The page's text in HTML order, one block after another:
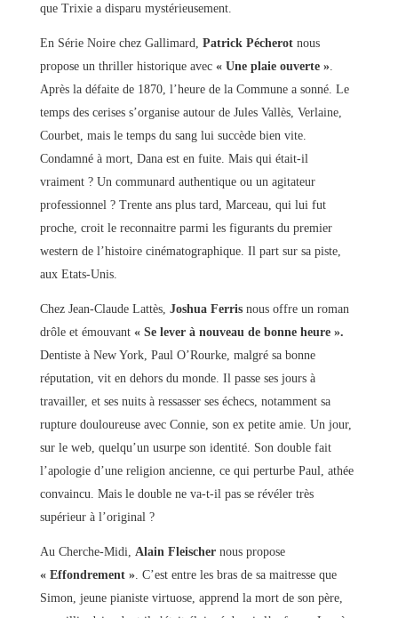
que Trixie a disparu mystérieusement.
En Série Noire chez Gallimard, Patrick Pécherotnous
propose un thriller historique avec « Une plaie ouverte ».
Après la défaite de 1870, l’heure de la Commune a sonné. Le
temps des cerises s’organise autour de Jules Vallès, Verlaine,
Courbet, mais le temps du sang lui succède bien vite.
Condamné à mort, Dana est en fuite. Mais qui était-il
vraiment ? Un communard authentique ou un agitateur
professionnel ? Trente ans plus tard, Marceau, qui lui fut
proche, croit le reconnaitre parmi les figurants du premier
western de l’histoire cinématographique. Il part sur sa piste,
aux Etats-Unis.
Chez Jean-Claude Lattès, Joshua Ferrisnous offre un roman
drôle et émouvant « Se lever à nouveau de bonne heure ».
Dentiste à New York, Paul O’Rourke, malgré sa bonne
réputation, vit en dehors du monde. Il passe ses jours à
travailler, et ses nuits à ressasser ses échecs, notamment sa
rupture douloureuse avec Connie, son ex petite amie. Un jour,
sur le web, quelqu’un usurpe son identité. Son double fait
l’apologie d’une religion ancienne, ce qui perturbe Paul, athée
convaincu. Mais le double ne va-t-il pas se révéler très
supérieur à l’original ?
Au Cherche-Midi, Alain Fleischernous propose
« Effondrement ». C’est entre les bras de sa maitresse que
Simon, jeune pianiste virtuose, apprend la mort de son père,